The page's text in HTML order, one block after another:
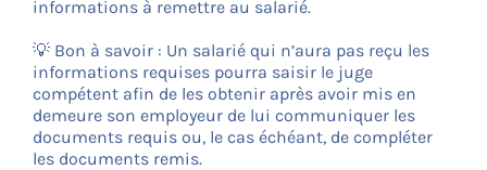
informations à remettre au salarié.
💡 Bon à savoir : Un salarié qui n’aura pas reçu les
informations requises pourra saisir le juge
compétent afin de les obtenir après avoir mis en
demeure son employeur de lui communiquer les
documents requis ou, le cas échéant, de compléter
les documents remis.